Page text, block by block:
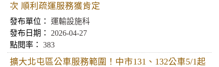
次 順利疏運服務獲肯定
運輸設施科
2026-04-27
383
擴大北屯區公車服務範圍！中市131、132公車5/1起